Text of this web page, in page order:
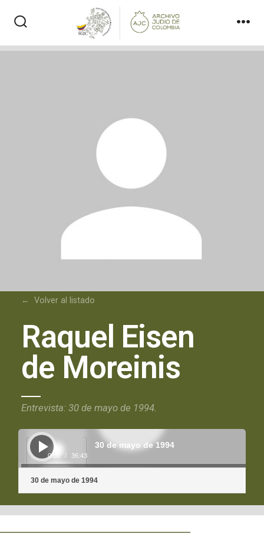
← Volver al listado
Raquel Eisen
de Moreinis
Entrevista: 30 de mayo de 1994.
Reproductor
audio
30 de mayo de 1994
0:00 / 36:43
30 de mayo de 1994